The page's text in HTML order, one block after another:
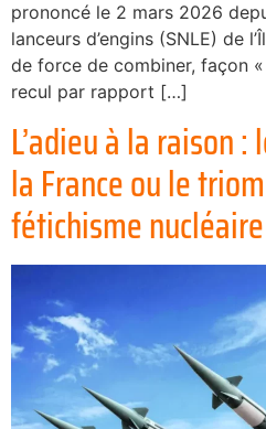
prononcé le 2 mars 2026
lanceurs d’engins (SNLE) de
de force de combiner, façon
recul par rapport […]
L’adieu à la raison
la France ou le
fétichisme nucléaire